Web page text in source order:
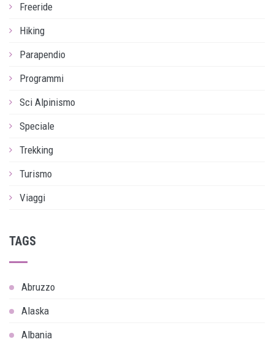
Freeride
Hiking
Parapendio
Programmi
Sci Alpinismo
Speciale
Trekking
Turismo
Viaggi
TAGS
Abruzzo
Alaska
Albania